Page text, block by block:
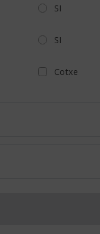
SI
SI
Cotxe